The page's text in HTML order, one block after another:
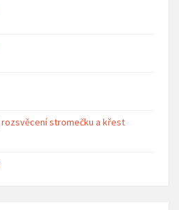
stromečku a křest